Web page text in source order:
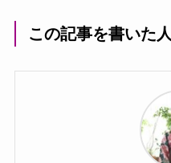
この記事を書いた人